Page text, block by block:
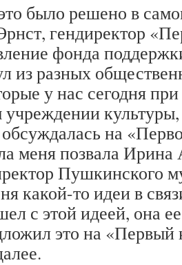
было решено в
гендиректор
фонда
из разных
у нас сегодня
на
меня позвала Ирина
Пушкинского
какой-то идеи в
с этой идеей, она
это на